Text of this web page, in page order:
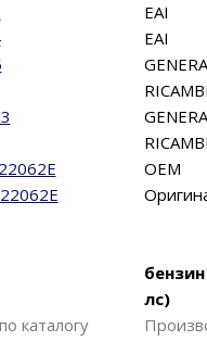
EAI
EAI
OEM
лс)
каталогу